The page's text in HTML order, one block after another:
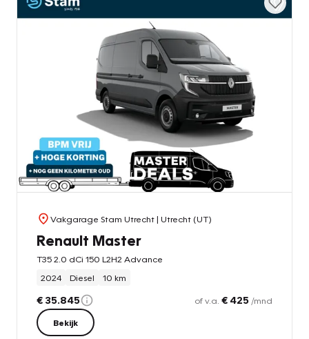
Vakgarage Stam Utrecht| Utrecht (UT)
Renault Master
T35 2.0 dCi 150 L2H2 Advance
2024
Diesel 10 km
€ 35.845 of v.a. € 425 /mnd
Bekijk